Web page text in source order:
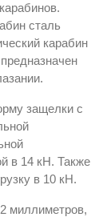
сталь
карабин
защелки с
в 14 кН. Также
в 10 кН.
миллиметров,